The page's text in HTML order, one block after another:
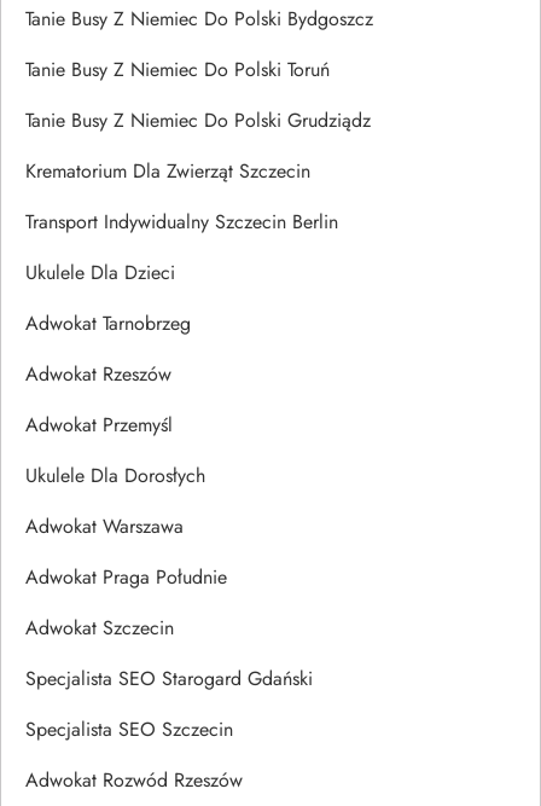
Tanie Busy Z Niemiec Do Polski Bydgoszcz
Tanie Busy Z Niemiec Do Polski Toruń
Tanie Busy Z Niemiec Do Polski Grudziądz
Krematorium Dla Zwierząt Szczecin
Transport Indywidualny Szczecin Berlin
Ukulele Dla Dzieci
Adwokat Tarnobrzeg
Adwokat Rzeszów
Adwokat Przemyśl
Ukulele Dla Dorosłych
Adwokat Warszawa
Adwokat Praga Południe
Adwokat Szczecin
Specjalista SEO Starogard Gdański
Specjalista SEO Szczecin
Adwokat Rozwód Rzeszów